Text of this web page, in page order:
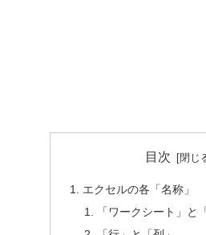
目次
エクセルの各「名称」
「ワークシート」と